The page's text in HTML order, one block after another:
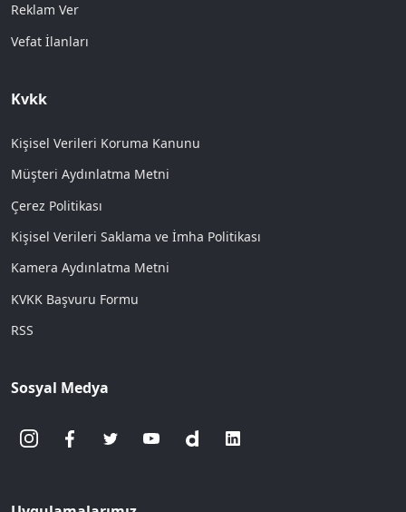
Reklam Ver
Vefat İlanları
Kvkk
Kişisel Verileri Koruma Kanunu
Müşteri Aydınlatma Metni
Çerez Politikası
Kişisel Verileri Saklama ve İmha Politikası
Kamera Aydınlatma Metni
KVKK Başvuru Formu
RSS
Sosyal Medya